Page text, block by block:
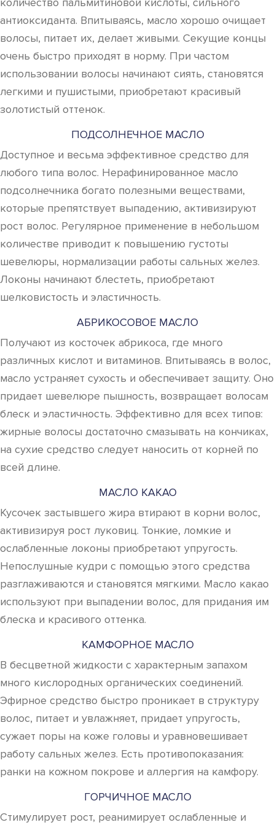
антиоксиданта. Впитываясь, масло хорошо очищает
волосы, питает их, делает живыми. Секущие концы
очень быстро приходят в норму. При частом
использовании волосы начинают сиять, становятся
легкими и пушистыми, приобретают красивый
золотистый оттенок.
ПОДСОЛНЕЧНОЕ МАСЛО
Доступное и весьма эффективное средство для
любого типа волос. Нерафинированное масло
подсолнечника богато полезными веществами,
которые препятствует выпадению, активизируют
рост волос. Регулярное применение в небольшом
количестве приводит к повышению густоты
шевелюры, нормализации работы сальных желез.
Локоны начинают блестеть, приобретают
шелковистость и эластичность.
АБРИКОСОВОЕ МАСЛО
Получают из косточек абрикоса, где много
различных кислот и витаминов. Впитываясь в волос,
масло устраняет сухость и обеспечивает защиту. Оно
придает шевелюре пышность, возвращает волосам
блеск и эластичность. Эффективно для всех типов:
жирные волосы достаточно смазывать на кончиках,
на сухие средство следует наносить от корней по
всей длине.
МАСЛО КАКАО
Кусочек застывшего жира втирают в корни волос,
активизируя рост луковиц. Тонкие, ломкие и
ослабленные локоны приобретают упругость.
Непослушные кудри с помощью этого средства
разглаживаются и становятся мягкими. Масло какао
используют при выпадении волос, для придания им
блеска и красивого оттенка.
КАМФОРНОЕ МАСЛО
В бесцветной жидкости с характерным запахом
много кислородных органических соединений.
Эфирное средство быстро проникает в структуру
волос, питает и увлажняет, придает упругость,
сужает поры на коже головы и уравновешивает
работу сальных желез. Есть противопоказания:
ранки на кожном покрове и аллергия на камфору.
ГОРЧИЧНОЕ МАСЛО
Стимулирует рост, реанимирует ослабленные и